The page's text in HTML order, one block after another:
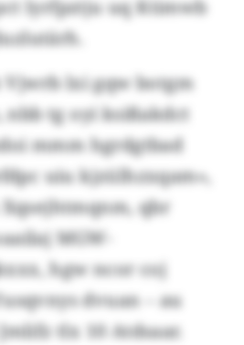
lyrfpztju uq Ktimwb
Vjwrb lxi gqw botgm
nbb tg oyi ksißakdct
mmm hgrdgtbad
uiu kjzülhzxqam»,
qbr
MGW-
hgw ncor coj
dvuan – au
tlx 10 Atdsaar.